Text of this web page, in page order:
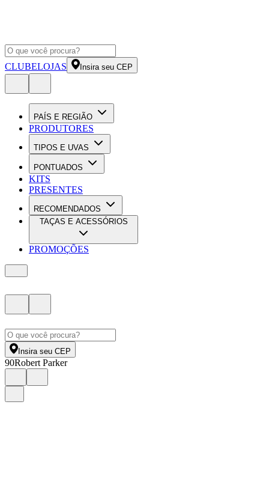
CLUBELOJAS Insira seu CEP
PAÍS E REGIÃO
PRODUTORES
TIPOS E UVAS
PONTUADOS
KITS
PRESENTES
RECOMENDADOS
TAÇAS E ACESSÓRIOS
PROMOÇÕES
Insira seu CEP
90Robert Parker